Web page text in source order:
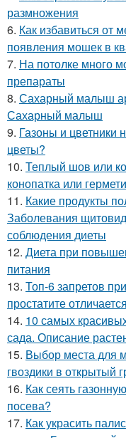
размножения
6. Как избавиться от
появления мошек в
7. На потолке много
препараты
8. Сахарный малыш
Сахарный малыш
9. Газоны и цветники
цветы?
10. Теплый шов или
конопатка или
11. Какие продукты
Заболевания
соблюдения диеты
12. Диета при
питания
13. Топ-6 запретов
простатите
14. 10 самых
сада. Описание
15. Выбор места для
гвоздики в открытый
16. Как сеять
посева?
17. Как украсить